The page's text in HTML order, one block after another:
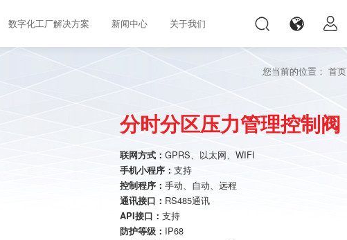
数字化工厂解决方案 新闻中心 关于我们
您当前的位置： 首页
分时分区压力管理控制阀
联网方式： GPRS、以太网、WIFI
手机小程序： 支持
控制程序： 手动、自动、远程
通讯接口： RS485通讯
API接口： 支持
防护等级： IP68